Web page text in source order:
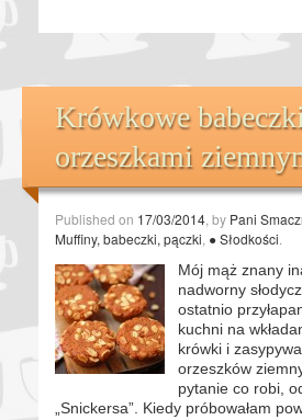
Krówkowe
orzeszkami
Published on 17/03/2014 , by Pani
Muffiny, babeczki, pączki ● Słodkości
Mój mąż znany
nadworny
ostatnio
kuchni na
krówki i
orzeszków
pytanie co robi,
„Snickersa”. Kiedy próbowałam